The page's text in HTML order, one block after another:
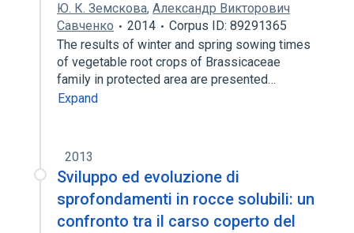
Ю. К. Земскова, Александр Викторович
Савченко
2014
Corpus ID: 89291365
The results of winter and spring sowing times
of vegetable root crops of Brassicaceae
family in protected area are presented…
Expand
2013
Sviluppo ed evoluzione di
sprofondamenti in rocce solubili: un
confronto tra il carso coperto del